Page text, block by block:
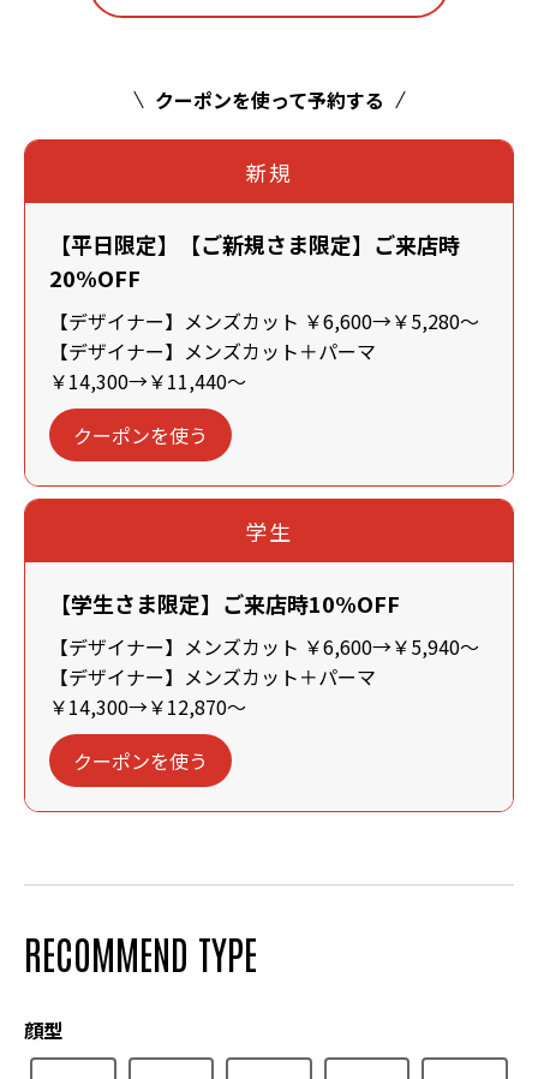
クーポンを使って予約する
新規
【平日限定】【ご新規さま限定】ご来店時
20%OFF
【デザイナー】メンズカット ￥6,600→￥5,280～
【デザイナー】メンズカット＋パーマ
￥14,300→￥11,440～
クーポンを使う
学生
【学生さま限定】ご来店時10%OFF
【デザイナー】メンズカット ￥6,600→￥5,940～
【デザイナー】メンズカット＋パーマ
￥14,300→￥12,870～
クーポンを使う
RECOMMEND TYPE
顔型